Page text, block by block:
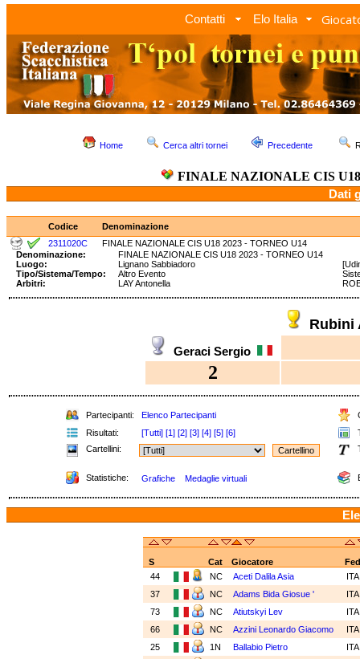
Contatti Elo Italia
Home Cerca altri tornei Precedente
FINALE NAZIONALE CIS U18
Dati
Codice
Denominazione
2311020C
FINALE NAZIONALE CIS U18 2023 - TORNEO U14
Denominazione:
FINALE NAZIONALE CIS U18 2023 - TORNEO U14
Luogo:
Lignano Sabbiadoro
Tipo/Sistema/Tempo:
Altro Evento
Arbitri:
LAY Antonella
Geraci Sergio
2
Partecipanti: Elenco Partecipanti
Risultati:
[Tutti] [1] [2] [3] [4] [5] [6]
Cartellini:
Statistiche: Grafiche Medaglie virtuali
S Cat Giocatore
Fed
44
NC Aceti Dalila Asia
37
NC Adams Bida Giosue '
73
NC Atiutskyi Lev
66
NC Azzini Leonardo Giacomo
25
1N Ballabio Pietro